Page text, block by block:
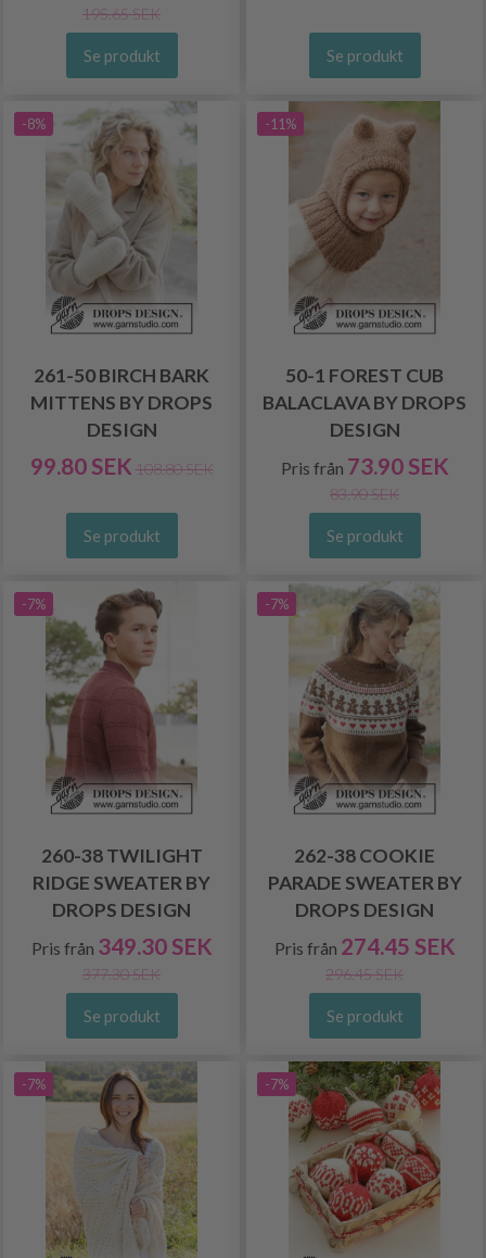
195.65 SEK
Se produkt Se produkt
-8%
261-50 BIRCH BARK
MITTENS BY DROPS
DESIGN
99.80 SEK 108.80 SEK
Se produkt
-11%
50-1 FOREST CUB
BALACLAVA BY DROPS
DESIGN
Pris från 73.90 SEK
83.90 SEK
Se produkt
-7%
260-38 TWILIGHT
RIDGE SWEATER BY
DROPS DESIGN
Pris från 349.30 SEK
377.30 SEK
Se produkt
-7%
262-38 COOKIE
PARADE SWEATER BY
DROPS DESIGN
Pris från 274.45 SEK
296.45 SEK
Se produkt
-7% -7%